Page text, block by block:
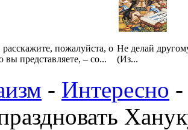
пожалуйста, о
представляете, – со...
Не делай
(Из...
- Интересно -